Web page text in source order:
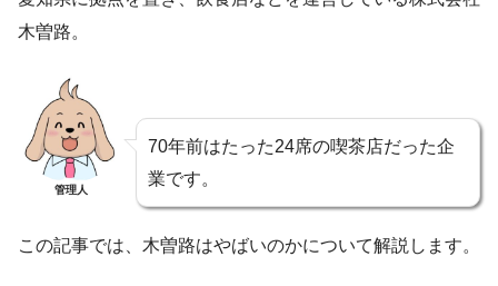
木曽路。
管理人
70年前はたった24席の喫茶店だった企
業です。
この記事では、木曽路はやばいのかについて解説します。